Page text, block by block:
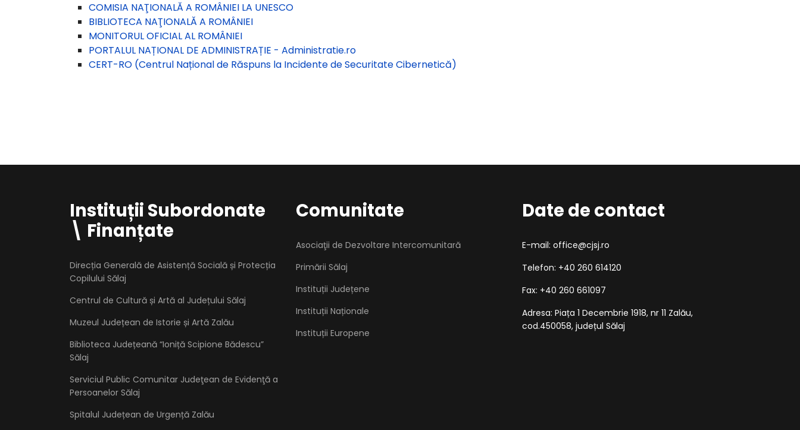
COMISIA NAŢIONALĂ A ROMÂNIEI LA UNESCO
BIBLIOTECA NAŢIONALĂ A ROMÂNIEI
MONITORUL OFICIAL AL ROMÂNIEI
PORTALUL NAȚIONAL DE ADMINISTRAȚIE - Administratie.ro
CERT-RO (Centrul Național de Răspuns la Incidente de Securitate Cibernetică)
Instituții Subordonate
\ Finanțate
Direcția Generală de Asistență Socială și Protecția
Copilului Sălaj
Centrul de Cultură și Artă al Județului Sălaj
Muzeul Județean de Istorie și Artă Zalău
Biblioteca Județeană “Ioniță Scipione Bădescu”
Sălaj
Serviciul Public Comunitar Judeţean de Evidenţă a
Persoanelor Sălaj
Spitalul Județean de Urgență Zalău
Comunitate
Asociaţii de Dezvoltare Intercomunitară
Primării Sălaj
Instituții Județene
Instituții Naționale
Instituții Europene
Date de contact
E-mail: office@cjsj.ro
Telefon: +40 260 614120
Fax: +40 260 661097
Adresa: Piața 1 Decembrie 1918, nr 11 Zalău,
cod.450058, județul Sălaj